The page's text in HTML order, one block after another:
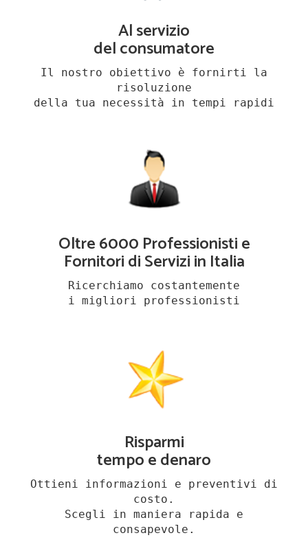
Al servizio
del consumatore
Il nostro obiettivo è fornirti la
risoluzione
della tua necessità in tempi rapidi
Oltre 6000 Professionisti e
Fornitori di Servizi in Italia
Ricerchiamo costantemente
i migliori professionisti
Risparmi
tempo e denaro
Ottieni informazioni e preventivi di
costo.
Scegli in maniera rapida e
consapevole.